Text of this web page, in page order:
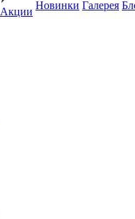
Акции
Новинки Галерея